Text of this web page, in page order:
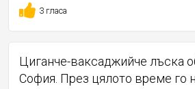
3 гласа
Циганче-ваксаджийче лъска
София. През цялото време го